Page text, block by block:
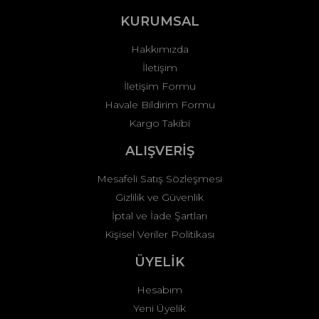
Ürün fiyatı diğer sitelerden daha pahalı.
Gönder
KURUMSAL
Hakkımızda
İletişim
İletişim Formu
Havale Bildirim Formu
Kargo Takibi
ALIŞVERİŞ
Mesafeli Satış Sözleşmesi
Gizlilik ve Güvenlik
İptal ve İade Şartları
Kişisel Veriler Politikası
ÜYELİK
Hesabım
Yeni Üyelik